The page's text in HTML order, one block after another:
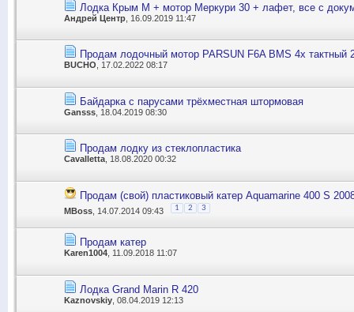
Лодка Крым М + мотор Меркури 30 + лафет, все с
Андрей Центр , 16.09.2019 11:47
Продам лодочный мотор PARSUN F6A BMS 4х тактный
BUCHO , 17.02.2022 08:17
Байдарка с парусами трёхместная штормовая
Gansss , 18.04.2019 08:30
Продам лодку из стеклопластика
Cavalletta , 18.08.2020 00:32
Продам (свой) пластиковый катер Aquamarine 400 S
MBoss , 14.07.2014 09:43 1 2 3
Продам катер
Karen1004 , 11.09.2018 11:07
Лодка Grand Marin R 420
Kaznovskiy , 08.04.2019 12:13